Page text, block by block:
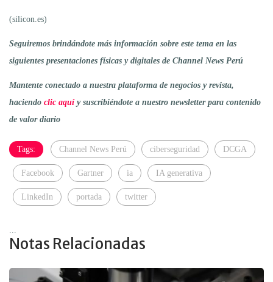
(silicon.es)
Seguiremos brindándote más información sobre este tema en las
siguientes presentaciones físicas y digitales de Channel News Perú
Mantente conectado a nuestra plataforma de negocios y revista,
haciendo clic aquíy suscribiéndote a nuestro newsletter para contenido
de valor diario
Tags: Channel News Perú ciberseguridad DCGA
Facebook Gartner ia IA generativa
LinkedIn portada twitter
Notas Relacionadas